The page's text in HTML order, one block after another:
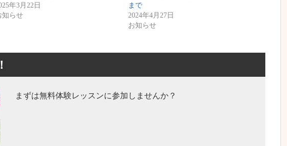
年3月22日
知らせ
まで
2024年4月27日
お知らせ
まずは無料体験レッスンに参加しませんか？